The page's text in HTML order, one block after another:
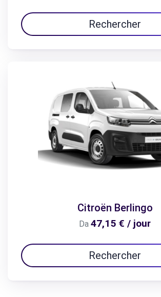
Rechercher
Citroën Berlingo
Da 47,15 € / jour
Rechercher